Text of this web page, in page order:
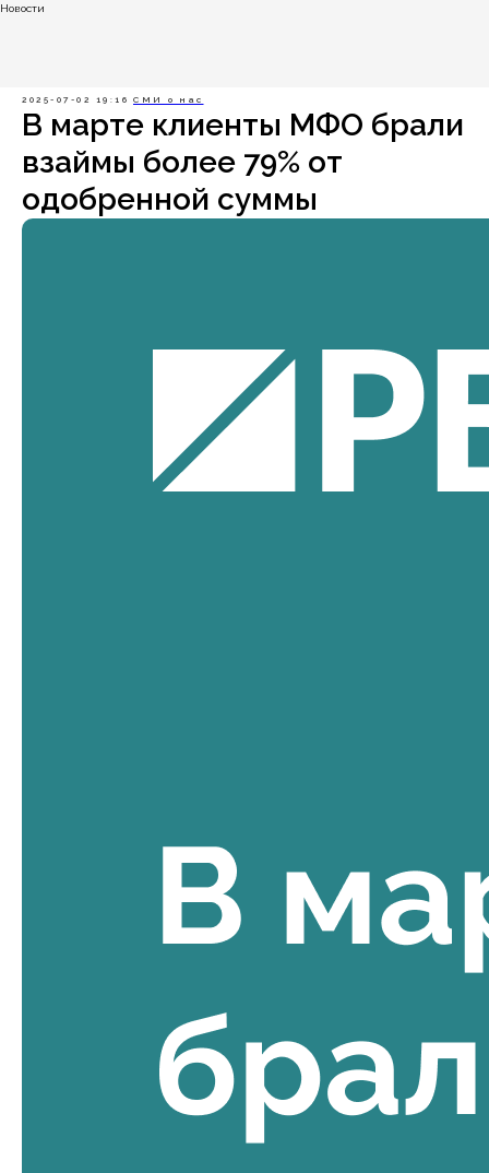
Новости
2025-07-02 19:16 СМИ о нас
В марте клиенты МФО брали
взаймы более 79% от
одобренной суммы